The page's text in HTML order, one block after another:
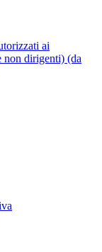
ai
non dirigenti) (da